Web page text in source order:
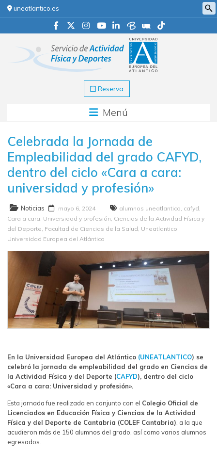
uneatlantico.es
Reserva
Menú
Celebrada la Jornada de
Empleabilidad del grado CAFYD,
dentro del ciclo «Cara a cara:
universidad y profesión»
Noticias mayo 6, 2024 alumnos uneatlantico cafyd
Cara a cara: Universidad y profesión Ciencias de la Actividad Física y
del Deporte Facultad de Ciencias de la Salud Uneatlantico
Universidad Europea del Atlántico
En la Universidad Europea del Atlántico (UNEATLANTICO) se
celebró la jornada de empleabilidad del grado en Ciencias de
la Actividad Física y del Deporte (CAFYD), dentro del ciclo
«Cara a cara: Universidad y profesión».
Esta jornada fue realizada en conjunto con el Colegio Oficial de
Licenciados en Educación Física y Ciencias de la Actividad
Física y del Deporte de Cantabria (COLEF Cantabria) , a la que
acudieron más de 150 alumnos del grado, así como varios alumnos
egresados.